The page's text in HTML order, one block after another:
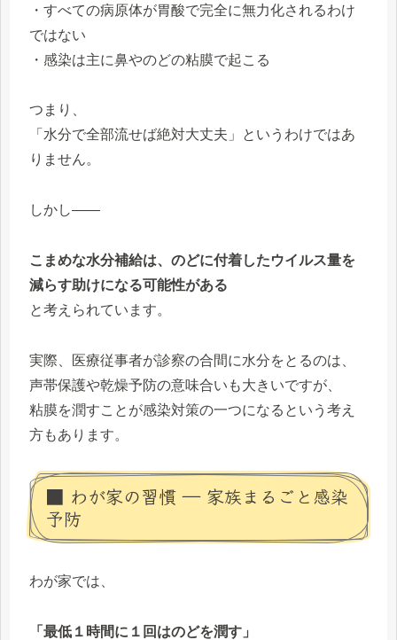
・すべての病原体が胃酸で完全に無力化されるわけ
ではない
・感染は主に鼻やのどの粘膜で起こる
つまり、
「水分で全部流せば絶対大丈夫」というわけではあ
りません。
しかし――
こまめな水分補給は、のどに付着したウイルス量を
減らす助けになる可能性がある
と考えられています。
実際、医療従事者が診察の合間に水分をとるのは、
声帯保護や乾燥予防の意味合いも大きいですが、
粘膜を潤すことが感染対策の一つになるという考え
方もあります。
■ わが家の習慣 ― 家族まるごと感染
予防
わが家では、
「最低１時間に１回はのどを潤す」